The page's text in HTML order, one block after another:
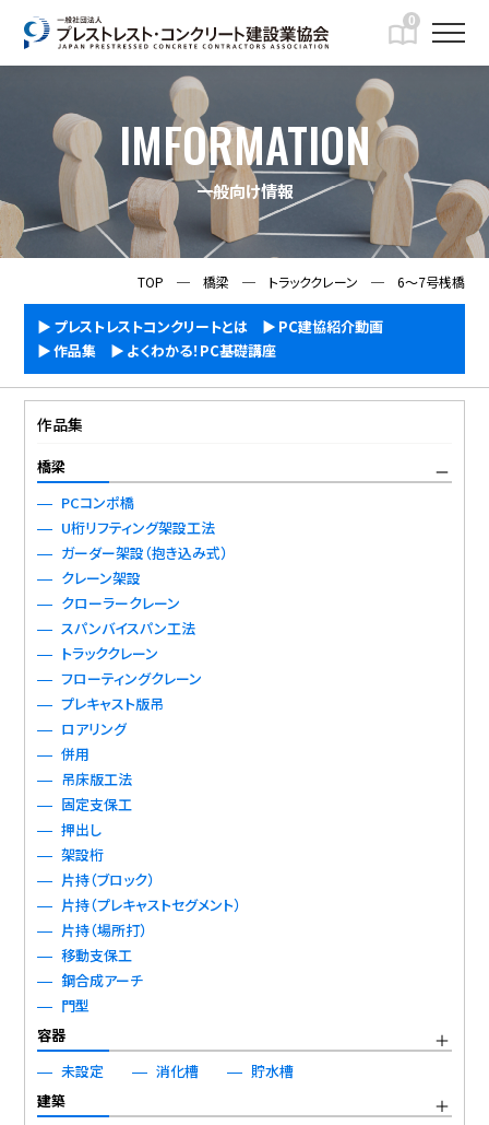
0
IMFORMATION
一般向け情報
TOP ─ 橋梁 ─ トラッククレーン ─ 6～7号桟橋
プレストレストコンクリートとは
PC建協紹介動画
作品集
よくわかる！PC基礎講座
作品集
橋梁
PCコンポ橋
U桁リフティング架設工法
ガーダー架設（抱き込み式）
クレーン架設
クローラークレーン
スパンバイスパン工法
トラッククレーン
フローティングクレーン
プレキャスト版吊
ロアリング
併用
吊床版工法
固定支保工
押出し
架設桁
片持（ブロック）
片持（プレキャストセグメント）
片持（場所打）
移動支保工
鋼合成アーチ
門型
容器
未設定
消化槽
貯水槽
建築